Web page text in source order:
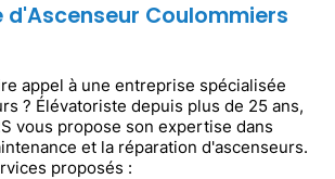
d'Ascenseur Coulommiers
appel à une entreprise spécialisée
? Élévatoriste depuis plus de 25 ans,
vous propose son expertise dans
et la réparation d'ascenseurs.
proposés :